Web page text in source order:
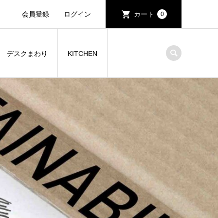
会員登録 ログイン カート 0
デスクまわり KITCHEN